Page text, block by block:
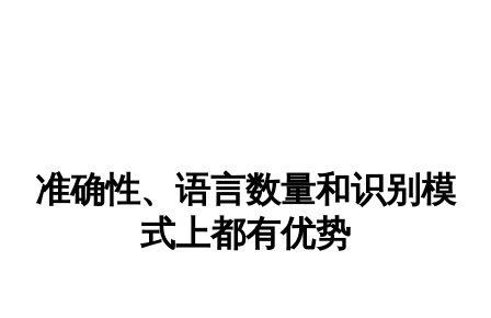
准确性、语言数量和识别模
式上都有优势